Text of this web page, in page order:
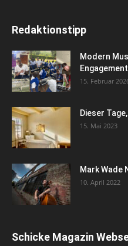
Redaktionstipp
Modern
15. Februar
Dieser
15. Mai 2023
Mark Wade
10. April 2022
Schicke Magazin